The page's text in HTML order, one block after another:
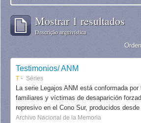
Mostrar 1 resultados
Descrição arquivística
Testimonios/ ANM
T Séries
La serie Legajos ANM está conformada
familiares y víctimas de desaparición
represivo en el Cono Sur, producidos desde
Archivo Nacional de la Memoria